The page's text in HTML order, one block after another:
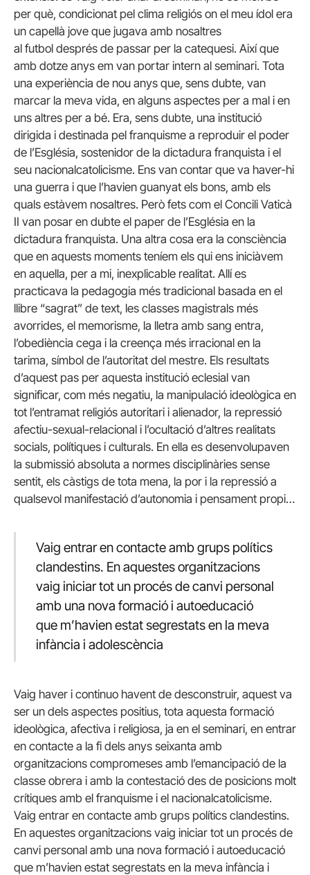
per què, condicionat pel clima religiós on el meu ídol era
un capellà jove que jugava amb nosaltres
al futbol després de passar per la catequesi. Així que
amb dotze anys em van portar intern al seminari. Tota
una experiència de nou anys que, sens dubte, van
marcar la meva vida, en alguns aspectes per a mal i en
uns altres per a bé. Era, sens dubte, una institució
dirigida i destinada pel franquisme a reproduir el poder
de l’Església, sostenidor de la dictadura franquista i el
seu nacionalcatolicisme. Ens van contar que va haver-hi
una guerra i que l’havien guanyat els bons, amb els
quals estàvem nosaltres. Però fets com el Concili Vaticà
II van posar en dubte el paper de l’Església en la
dictadura franquista. Una altra cosa era la consciència
que en aquests moments teníem els qui ens iniciàvem
en aquella, per a mi, inexplicable realitat. Allí es
practicava la pedagogia més tradicional basada en el
llibre “sagrat” de text, les classes magistrals més
avorrides, el memorisme, la lletra amb sang entra,
l’obediència cega i la creença més irracional en la
tarima, símbol de l’autoritat del mestre. Els resultats
d’aquest pas per aquesta institució eclesial van
significar, com més negatiu, la manipulació ideològica en
tot l’entramat religiós autoritari i alienador, la repressió
afectiu-sexual-relacional i l’ocultació d’altres realitats
socials, polítiques i culturals. En ella es desenvolupaven
la submissió absoluta a normes disciplinàries sense
sentit, els càstigs de tota mena, la por i la repressió a
qualsevol manifestació d’autonomia i pensament propi…
Vaig entrar en contacte amb grups polítics
clandestins. En aquestes organitzacions
vaig iniciar tot un procés de canvi personal
amb una nova formació i autoeducació
que m’havien estat segrestats en la meva
infància i adolescència
Vaig haver i continuo havent de desconstruir, aquest va
ser un dels aspectes positius, tota aquesta formació
ideològica, afectiva i religiosa, ja en el seminari, en entrar
en contacte a la fi dels anys seixanta amb
organitzacions compromeses amb l’emancipació de la
classe obrera i amb la contestació des de posicions molt
crítiques amb el franquisme i el nacionalcatolicisme.
Vaig entrar en contacte amb grups polítics clandestins.
En aquestes organitzacions vaig iniciar tot un procés de
canvi personal amb una nova formació i autoeducació
que m’havien estat segrestats en la meva infància i